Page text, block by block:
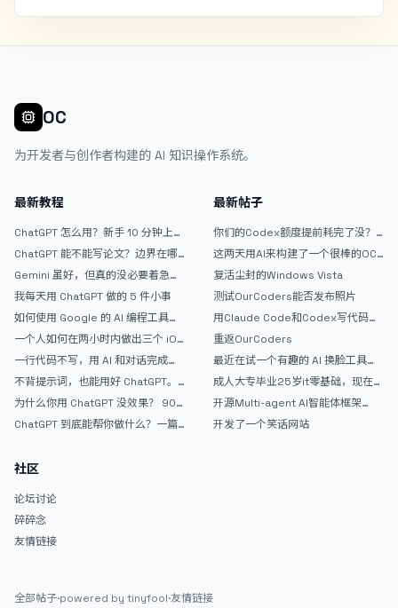
OC
为开发者与创作者构建的 AI 知识操作系统。
最新教程
ChatGPT 怎么用？新手 10 分钟上手
ChatGPT 能不能写论文？边界在哪
Gemini 虽好，但真的没必要着急放
弃 ChatGPT
我每天用 ChatGPT 做的 5 件小事
如何使用 Google 的 AI 编程工具
AntiGravity：独立开发者的新时代
武器
一个人如何在两小时内做出三个 iOS
APP？｜AntiGravity + Gemini 3 实
战完整记录
一行代码不写，用 AI 和对话完成一
个完整网站：《图书天堂》实战记录
不背提示词，也能用好 ChatGPT。
一个万能提问模板
为什么你用 ChatGPT 没效果？ 90%
的人第一步就问错了
ChatGPT 到底能帮你做什么？一篇
最新帖子
你们的Codex额度提前耗完了没？
戒断反应如何？
这两天用AI来构建了一个很棒的OC
论坛精华区
复活尘封的Windows Vista
测试OurCoders能否发布照片
用Claude Code和Codex写代码真
的爽，但是App怎么挣钱还是很难啊
重返OurCoders
最近在试一个有趣的 AI 换脸工具，
效果挺不错
成人大专毕业25岁it零基础，现在想
考软件设计师，有什么好的建议吗，
谢谢！
开源Multi-agent AI智能体框架
aevatar.ai，欢迎大家贡献代码
开发了一个笑话网站
社区
论坛讨论
碎碎念
友情链接
全部帖子·powered by tinyfool·友情链接